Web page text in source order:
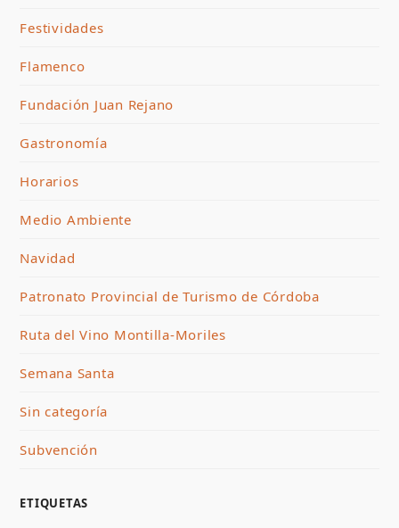
Festividades
Flamenco
Fundación Juan Rejano
Gastronomía
Horarios
Medio Ambiente
Navidad
Patronato Provincial de Turismo de Córdoba
Ruta del Vino Montilla-Moriles
Semana Santa
Sin categoría
Subvención
ETIQUETAS